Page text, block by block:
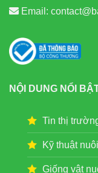
Email:
NỘI DUNG NỔI
Tin thị
Kỹ thuật nuôi
Giống vật